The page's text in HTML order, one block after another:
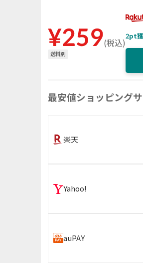
¥259(税込)
送料別
2pt
最安値ショッピング
楽天
Yahoo!
auPAY